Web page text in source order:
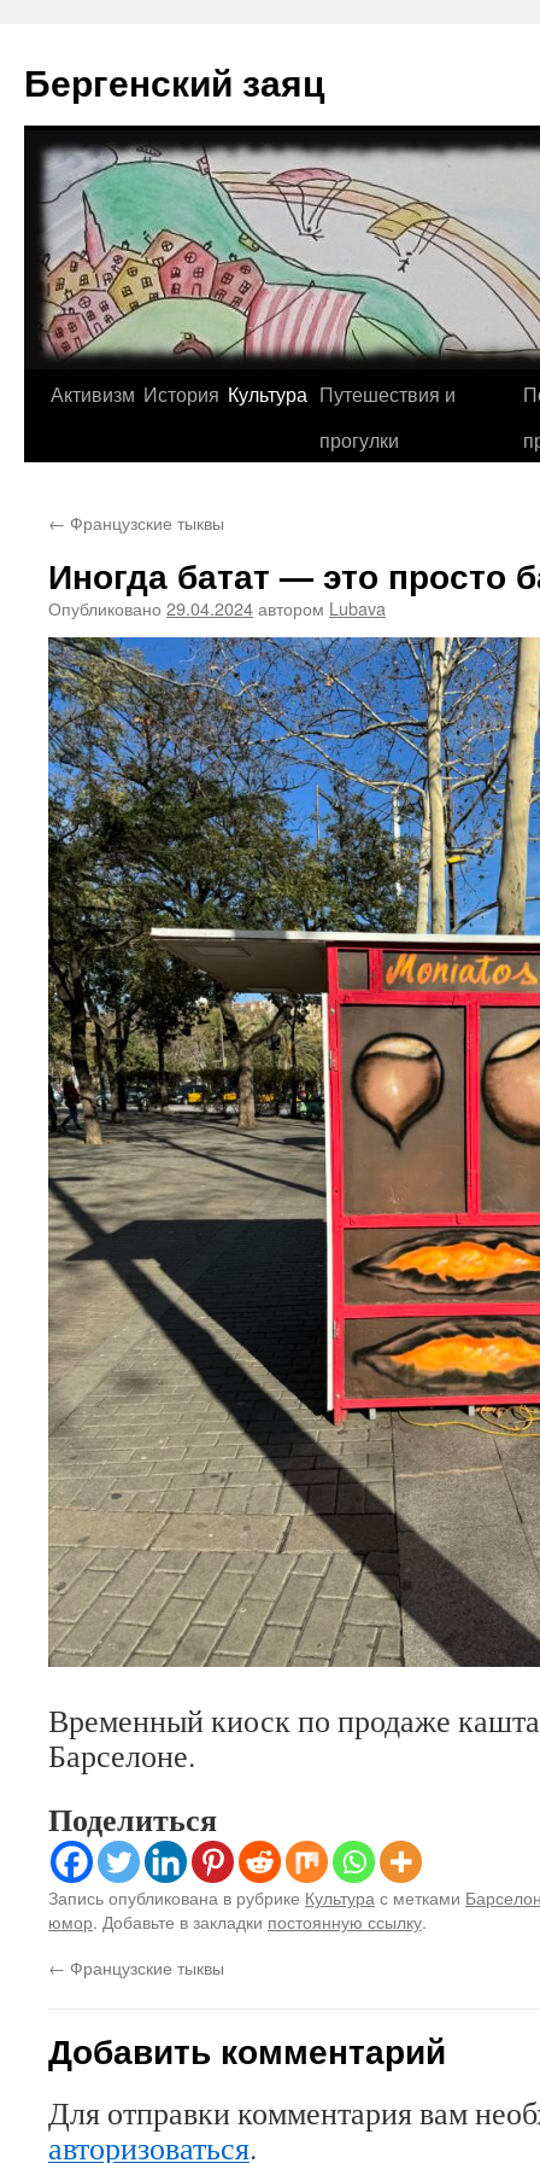
содержимому
Бергенский заяц
Активизм История Культура Путешествия и
прогулки
← Французские тыквы
Иногда батат — это просто
Опубликовано 29.04.2024автором Lubava
Временный киоск по продаже
Барселоне.
Поделиться
Запись опубликована в рубрике Культурас метками
юмор. Добавьте в закладки постоянную ссылку.
← Французские тыквы
Добавить комментарий
Для отправки комментария вам
авторизоваться.